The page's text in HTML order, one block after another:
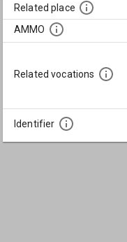
Related place
AMMO
Related vocations
Identifier